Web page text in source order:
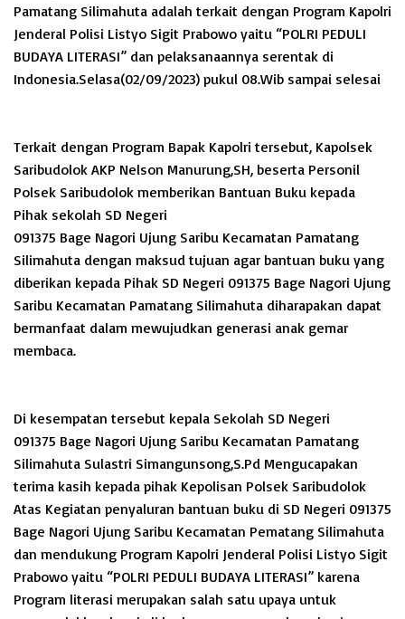
Pamatang Silimahuta adalah terkait dengan Program Kapolri
Jenderal Polisi Listyo Sigit Prabowo yaitu “POLRI PEDULI
BUDAYA LITERASI” dan pelaksanaannya serentak di
Indonesia.Selasa(02/09/2023) pukul 08.Wib sampai selesai
Terkait dengan Program Bapak Kapolri tersebut, Kapolsek
Saribudolok AKP Nelson Manurung,SH, beserta Personil
Polsek Saribudolok memberikan Bantuan Buku kepada
Pihak sekolah SD Negeri
091375 Bage Nagori Ujung Saribu Kecamatan Pamatang
Silimahuta dengan maksud tujuan agar bantuan buku yang
diberikan kepada Pihak SD Negeri 091375 Bage Nagori Ujung
Saribu Kecamatan Pamatang Silimahuta diharapakan dapat
bermanfaat dalam mewujudkan generasi anak gemar
membaca.
Di kesempatan tersebut kepala Sekolah SD Negeri
091375 Bage Nagori Ujung Saribu Kecamatan Pamatang
Silimahuta Sulastri Simangunsong,S.Pd Mengucapakan
terima kasih kepada pihak Kepolisan Polsek Saribudolok
Atas Kegiatan penyaluran bantuan buku di SD Negeri 091375
Bage Nagori Ujung Saribu Kecamatan Pematang Silimahuta
dan mendukung Program Kapolri Jenderal Polisi Listyo Sigit
Prabowo yaitu “POLRI PEDULI BUDAYA LITERASI” karena
Program literasi merupakan salah satu upaya untuk